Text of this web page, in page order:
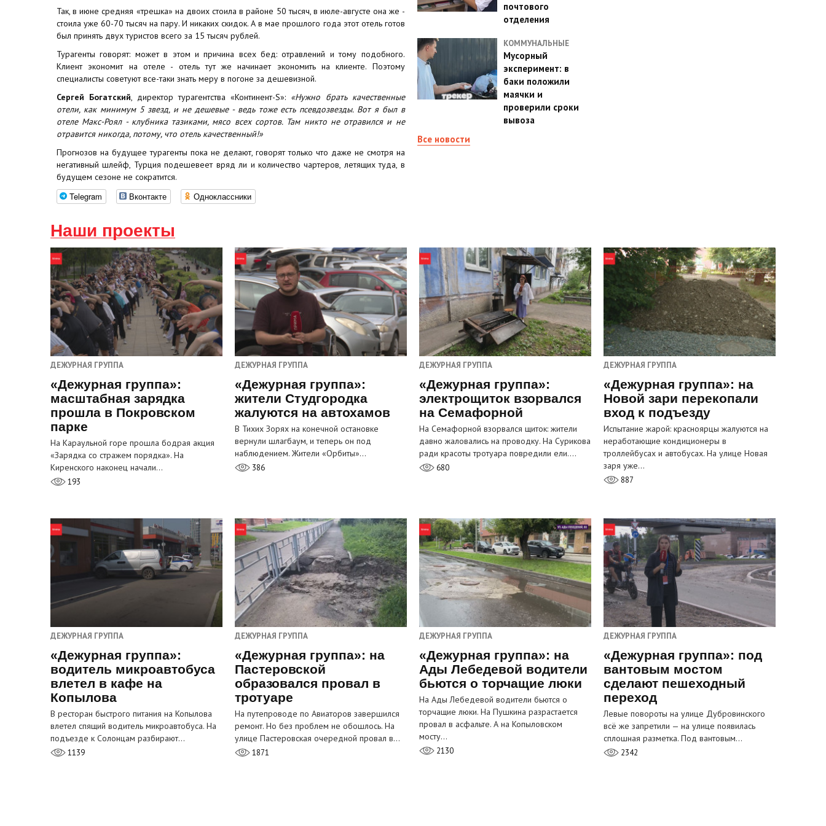
Так, в июне средняя «трешка» на двоих стоила в районе 50 тысяч, в июле-августе она же -
стоила уже 60-70 тысяч на пару. И никаких скидок. А в мае прошлого года этот отель готов
был принять двух туристов всего за 15 тысяч рублей.
Турагенты говорят: может в этом и причина всех бед: отравлений и тому подобного.
Клиент экономит на отеле - отель тут же начинает экономить на клиенте. Поэтому
специалисты советуют все-таки знать меру в погоне за дешевизной.
Сергей Богатский, директор турагентства «Континент-S»: «Нужно брать качественные
отели, как минимум 5 звезд, и не дешевые - ведь тоже есть псевдозвезды. Вот я был в
отеле Макс-Роял - клубника тазиками, мясо всех сортов. Там никто не отравился и не
отравится никогда, потому, что отель качественный!»
Прогнозов на будущее турагенты пока не делают, говорят только что даже не смотря на
негативный шлейф, Турция подешевеет вряд ли и количество чартеров, летящих туда, в
будущем сезоне не сократится.
Telegram Вконтакте Одноклассники
почтового
отделения
КОММУНАЛЬНЫЕ
Мусорный
эксперимент: в
баки положили
маячки и
проверили сроки
вывоза
Все новости
Наши проекты
ДЕЖУРНАЯ ГРУППА
«Дежурная группа»:
масштабная зарядка
прошла в Покровском
парке
На Караульной горе прошла бодрая акция
«Зарядка со стражем порядка». На
Киренского наконец начали…
193
ДЕЖУРНАЯ ГРУППА
«Дежурная группа»:
жители Студгородка
жалуются на автохамов
В Тихих Зорях на конечной остановке
вернули шлагбаум, и теперь он под
наблюдением. Жители «Орбиты»…
386
ДЕЖУРНАЯ ГРУППА
«Дежурная группа»:
электрощиток взорвался
на Семафорной
На Семафорной взорвался щиток: жители
давно жаловались на проводку. На Сурикова
ради красоты тротуара повредили ели.…
680
ДЕЖУРНАЯ ГРУППА
«Дежурная группа»: на
Новой зари перекопали
вход к подъезду
Испытание жарой: красноярцы жалуются на
неработающие кондиционеры в
троллейбусах и автобусах. На улице Новая
заря уже…
887
ДЕЖУРНАЯ ГРУППА
«Дежурная группа»:
водитель микроавтобуса
влетел в кафе на
Копылова
В ресторан быстрого питания на Копылова
влетел спящий водитель микроавтобуса. На
подъезде к Солонцам разбирают…
1139
ДЕЖУРНАЯ ГРУППА
«Дежурная группа»: на
Пастеровской
образовался провал в
тротуаре
На путепроводе по Авиаторов завершился
ремонт. Но без проблем не обошлось. На
улице Пастеровская очередной провал в…
1871
ДЕЖУРНАЯ ГРУППА
«Дежурная группа»: на
Ады Лебедевой водители
бьются о торчащие люки
На Ады Лебедевой водители бьются о
торчащие люки. На Пушкина разрастается
провал в асфальте. А на Копыловском
мосту…
2130
ДЕЖУРНАЯ ГРУППА
«Дежурная группа»: под
вантовым мостом
сделают пешеходный
переход
Левые повороты на улице Дубровинского
всё же запретили — на улице появилась
сплошная разметка. Под вантовым…
2342